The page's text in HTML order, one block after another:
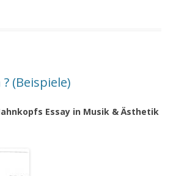
(Beispiele)
Essay in Musik & Ästhetik